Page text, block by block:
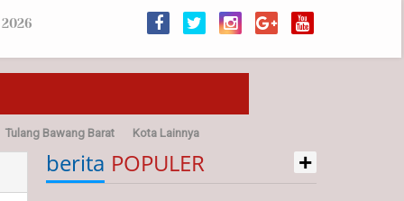
Tulang Bawang Barat Kota Lainnya
berita POPULER +